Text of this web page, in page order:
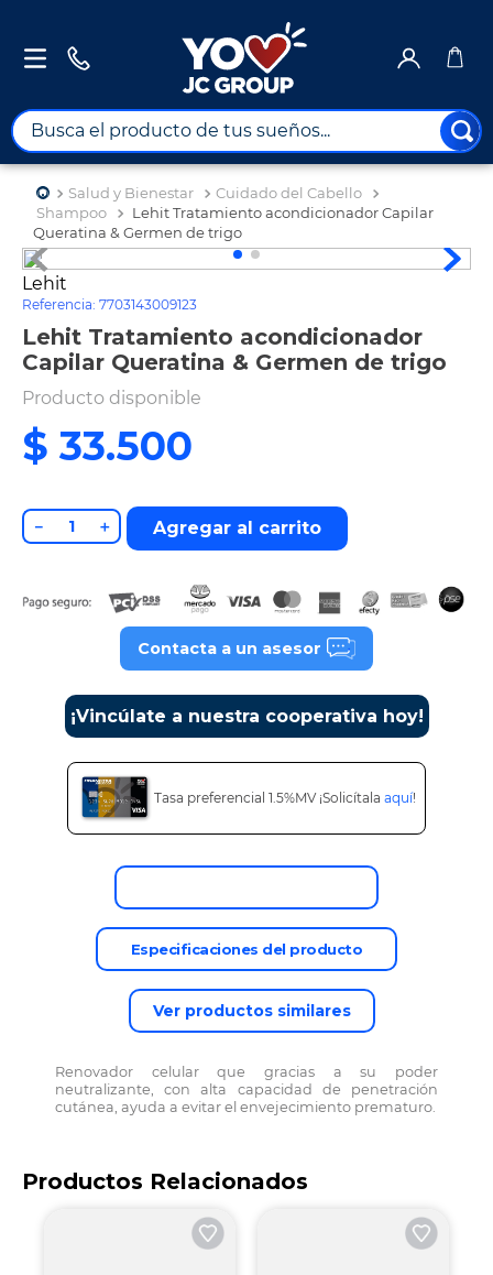
Busca el producto de tus sueños...
Salud y Bienestar
Cuidado del Cabello
Shampoo
Lehit Tratamiento acondicionador Capilar
Queratina & Germen de trigo
Lehit
Referencia: 7703143009123
Lehit Tratamiento acondicionador
Capilar Queratina & Germen de trigo
Producto disponible
$ 33.500
＋
－ Agregar al carrito
Contacta a un asesor
¡Vincúlate a nuestra cooperativa hoy!
Tasa preferencial 1.5%MV ¡Solicítala aquí!
Especificaciones del producto
Ver productos similares
Renovador celular que gracias a su poder
neutralizante, con alta capacidad de penetración
cutánea, ayuda a evitar el envejecimiento prematuro.
Productos Relacionados
TÉRMINOS MÁS BUSCADOS
1.
combos
2.
maximuebles
nevera
5.
celulares
6.
turismo
7.
impresora
10. alexa echo dot 5